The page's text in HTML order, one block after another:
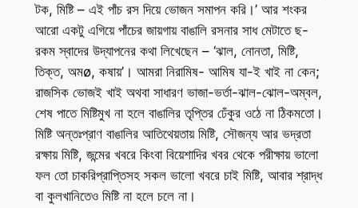
টক, মিষ্টি – এই পাঁচ রস দিয়ে ভোজন সমাপন করি।’ আর শংকর
আরো একটু এগিয়ে পাঁচের জায়গায় বাঙালি রসনার সাধ মেটাতে ছ-
রকম স্বাদের উদ্যাপনের কথা লিখেছেন – ‘ঝাল, নোনতা, মিষ্টি,
তিক্ত, অমø­, কষায়’। আমরা নিরামিষ- আমিষ যা-ই খাই না কেন;
রাজসিক ভোজই খাই অথবা সাধারণ ভাজা-ভর্তা-ঝাল-ঝোল-অম্বল,
শেষ পাতে মিষ্টিমুখ না হলে বাঙালির তৃপ্তির ঢেঁকুর ওঠে না ঠিকমতো।
মিষ্টি অন্তঃপ্রাণ বাঙালির আতিথেয়তায় মিষ্টি, সৌজন্য আর ভদ্রতা
রক্ষায় মিষ্টি, জন্মের খবরে কিংবা বিয়েশাদির খবর থেকে পরীক্ষায় ভালো
ফল তো চাকরিপ্রাপ্তিসহ সকল ভালো খবরে চাই মিষ্টি, আবার শ্রাদ্ধ
বা কুলখানিতেও মিষ্টি না হলে চলে না।